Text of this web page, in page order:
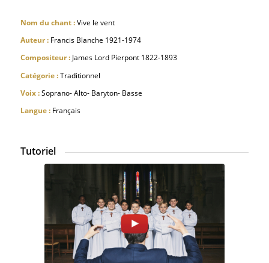
Nom du chant :Vive le vent
Auteur :Francis Blanche 1921-1974
Compositeur :James Lord Pierpont 1822-1893
Catégorie :Traditionnel
Voix :Soprano- Alto- Baryton- Basse
Langue :Français
Tutoriel